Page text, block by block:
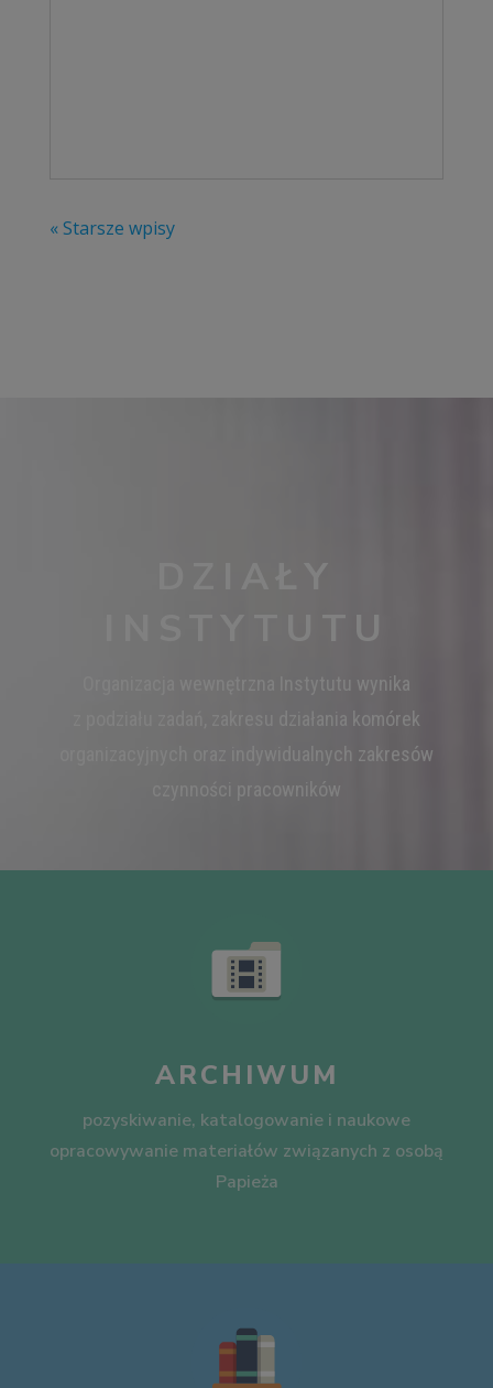
« Starsze wpisy
INSTYTUTU
Organizacja wewnętrzna Instytutu wynika
z podziału zadań, zakresu działania komórek
organizacyjnych oraz indywidualnych zakresów
czynności pracowników
ARCHIWUM
pozyskiwanie, katalogowanie i naukowe
opracowywanie materiałów związanych z osobą
Papieża